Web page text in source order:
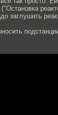
заглушить